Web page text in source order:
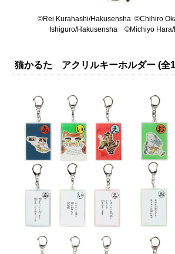
©Rei Kurahashi/Hakusensha ©Chihiro
Ishiguro/Hakusensha ©Michiyo Hara/
猫かるた アクリルキーホルダー (全